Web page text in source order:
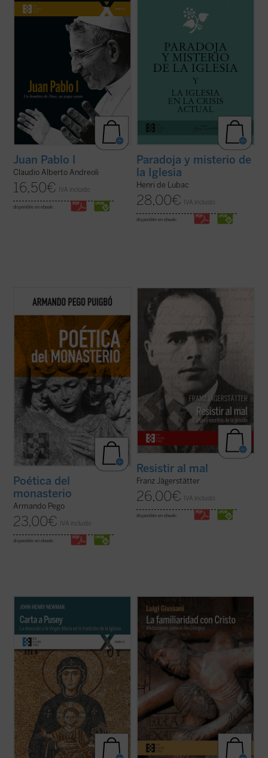
papa con el nombre de Juan Pablo I, con
uno de los pontificados más breves de la
historia. El autor, que ha tenido la gracia de
conocer personalmente al beato ...(ver
Juan Pablo I
Claudio Alberto Andreoli
16,50€ IVA incluido
disponible en ebook:
Henri de Lubac reunidos en el presente
volumen. Frente a una crisis que sacude las
raíces espirituales de Europa, el ...
Paradoja y misterio de
la Iglesia
Henri de Lubac
28,00€ IVA incluido
disponible en ebook:
Poética del monasterioreflexiona
alrededor de los espacios fundamentales
antropológico de las tres figuras: el hogar,
la escuela y la celda, reivindicando una
pedagogía humanista fundada en la ...
(ver
Poética del
monasterio
Armando Pego
23,00€ IVA incluido
disponible en ebook:
Franz Jägerstätter, campesino austriaco,
casado, padre de tres niñas y ferviente
católico, fue ejecutado en 1943 por negarse
a servir en el ejército nazi. Se publican aquí
por primera vez en castellano todos los
escritos de Jägerstätter ...
(ver ficha)
Resistir al mal
Franz Jägerstätter
26,00€ IVA incluido
disponible en ebook:
John Henry Newman escribe este
respuesta a
Eirenicon
escrito por su amigo Edward Pusey. Aquí el
santo insiste en la legitimidad del puesto de
María en la teología católica recurriendo ...
(ver ficha)
«Estas intervenciones de don Giussani
ponen de manifiesto qué puede ser el
cristianismo cuando dialoga con las
necesidades del hombre. Él nos enseña a
verificar qué acontece cuando vivimos
nuestras exigencias humanas poniéndolas
en relación ...